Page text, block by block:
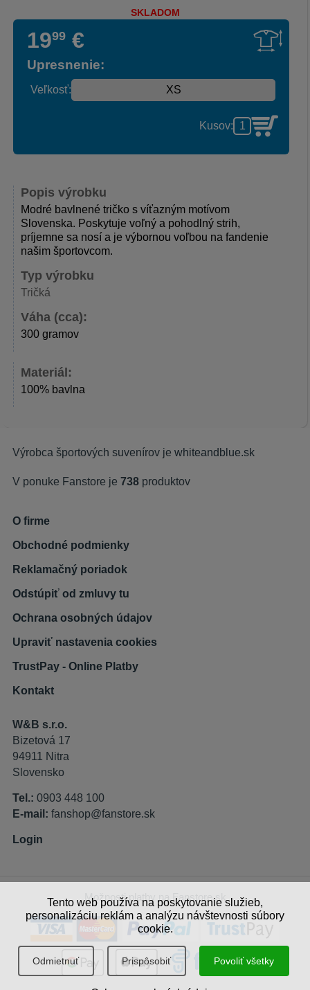
Tento web používa na poskytovanie služieb,
personalizáciu reklám a analýzu návštevnosti súbory
cookie.
Odmietnuť Prispôsobiť Povoliť všetky
SKLADOM
Popis výrobku
Modré bavlnené tričko s víťazným motívom
Slovenska. Poskytuje voľný a pohodlný strih,
príjemne sa nosí a je výbornou voľbou na fandenie
našim športovcom.
Typ výrobku
Tričká
Váha (cca):
300 gramov
Materiál:
100% bavlna
1999 €
Upresnenie:
Veľkosť:
Kusov:
Výrobca športových suvenírov je whiteandblue.sk
V ponuke Fanstore je 738 produktov
O firme
Obchodné podmienky
Reklamačný poriadok
Odstúpiť od zmluvy tu
Ochrana osobných údajov
Upraviť nastavenia cookies
TrustPay - Online Platby
Kontakt
W&B s.r.o.
Bizetová 17
94911 Nitra
Slovensko
Tel.: 0903 448 100
E-mail: fanshop@fanstore.sk
Login
Možnosti platby na Fanstore.sk